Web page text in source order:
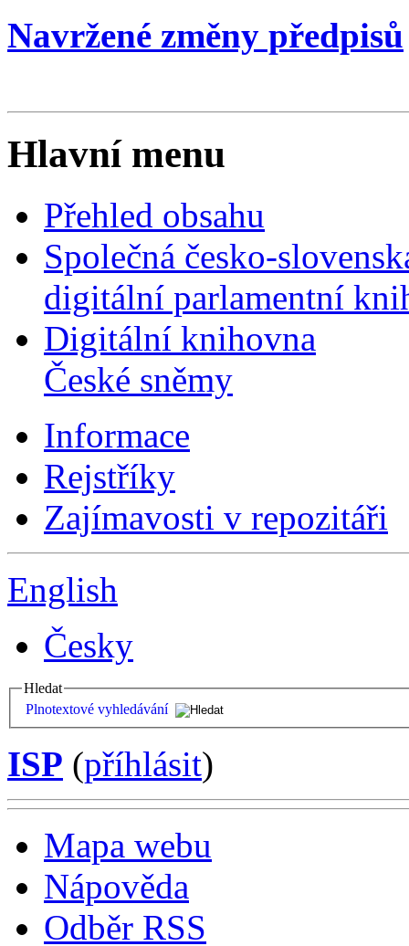
Navržené změny předpisů
Hlavní menu
Přehled obsahu
Společná česko-
digitální parlamentní
Digitální knihovna
České sněmy
Informace
Rejstříky
Zajímavosti v repozitáři
English
Česky
Hledat
Plnotextové vyhledávání
ISP (příhlásit)
Mapa webu
Nápověda
Odběr RSS